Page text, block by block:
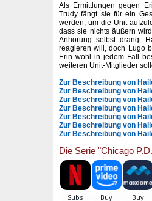
Als Ermittlungen gegen
Trudy fängt sie für ein
werden, um die Unit
dass sie nichts äußern
Anhörung selbst drängt
reagieren will, doch Lugo
Erin wohl in jedem Fall
weiteren Unit-Mitglieder
Zur Beschreibung von
Zur Beschreibung von
Zur Beschreibung von
Zur Beschreibung von
Zur Beschreibung von
Zur Beschreibung von
Zur Beschreibung von
Die Serie "Chicago